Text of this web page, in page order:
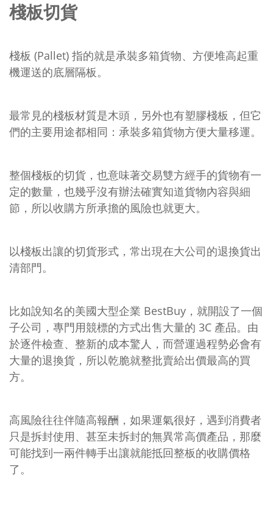
棧板切貨
棧板 (Pallet) 指的就是承裝多箱貨物、方便堆高起重
機運送的底層隔板。
最常見的棧板材質是木頭，另外也有塑膠棧板，但它
們的主要用途都相同：承裝多箱貨物方便大量移運。
整個棧板的切貨，也意味著交易雙方經手的貨物有一
定的數量，也幾乎沒有辦法確實知道貨物內容與細
節，所以收購方所承擔的風險也就更大。
以棧板出讓的切貨形式，常出現在大公司的退換貨出
清部門。
比如說知名的美國大型企業 BestBuy，就開設了一個
子公司，專門用競標的方式出售大量的 3C 產品。由
於逐件檢查、整新的成本驚人，而營運過程勢必會有
大量的退換貨，所以乾脆就整批賣給出價最高的買
方。
高風險往往伴隨高報酬，如果運氣很好，遇到消費者
只是拆封使用、甚至未拆封的無異常高價產品，那麼
可能找到一兩件轉手出讓就能抵回整板的收購價格
了。